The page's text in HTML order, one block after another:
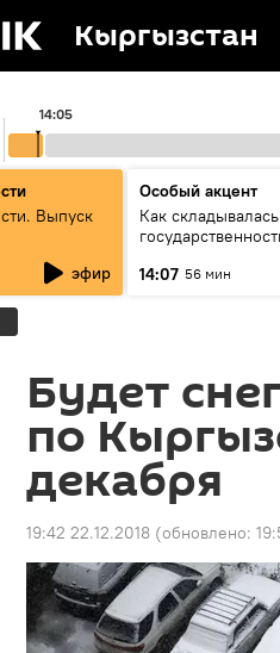
Кыргызстан
14:05
Выпуск
эфир
Особый акцент
Как
глазами
14:07 56 мин
Будет
по
декабря
19:42 22.12.2018 (обновлено: